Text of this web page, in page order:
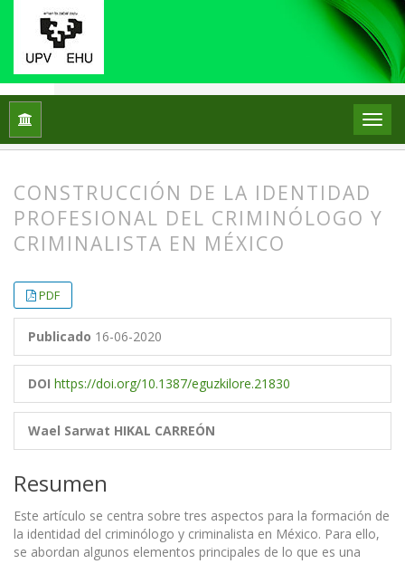
Inicio
CONSTRUCCIÓN DE LA IDENTIDAD
PROFESIONAL DEL CRIMINÓLOGO Y
CRIMINALISTA EN MÉXICO
PDF
Publicado 16-06-2020
DOI https://doi.org/10.1387/eguzkilore.21830
Wael Sarwat HIKAL CARREÓN
Resumen
Este artículo se centra sobre tres aspectos para la formación de
la identidad del criminólogo y criminalista en México. Para ello,
se abordan algunos elementos principales de lo que es una